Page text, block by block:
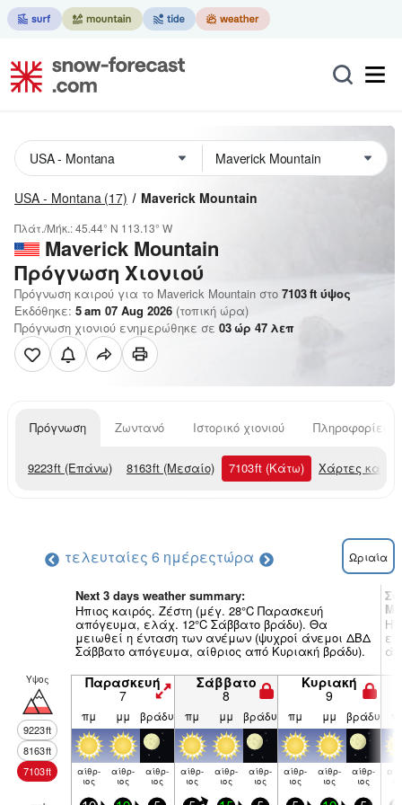
USA - Montana (17) Maverick Mountain
Πλάτ./Μήκ.:45.44° N 113.13° W
Maverick Mountain
Πρόγνωση Χιονιού
Πρόγνωση καιρού για το Maverick Mountain στο 7103ft ύψος
Εκδόθηκε: 5 am 07 Aug 2026 (τοπική ώρα)
Πρόγνωση χιονιού ενημερώθηκε σε 03ώρ 47 λεπ
Πρόγνωση Ζωντανό Ιστορικό χιονιού Πληροφορίες
9223ft (Επάνω) 8163ft (Μεσαίο) 7103ft (Κάτω) Χάρτες
τελευταίες 6 ημέρεςτώρα Ωριαία
Next 3 days weather summary:
Ηπιος καιρός. Ζέστη (μέγ. 28°C Παρασκευή
απόγευμα, ελάχ. 12°C Σάββατο βράδυ). Θα
μειωθεί η ένταση των ανέμων (ψυχροί άνεμοι ΔΒΔ
Σάββατο απόγευμα, αίθριος από Κυριακή βράδυ).
Υψος
9223ft
8163ft
7103ft
Παρασκευή
7
Σάββατο
8
Κυριακή
9
πμ μμ βράδυ πμ μμ βράδυ πμ μμ βράδυ
αίθρ­
ιος
αίθρ­
ιος
αίθρ­
ιος
αίθρ­
ιος
αίθρ­
ιος
αίθρ­
ιος
αίθρ­
ιος
αίθρ­
ιος
αίθρ­
ιος